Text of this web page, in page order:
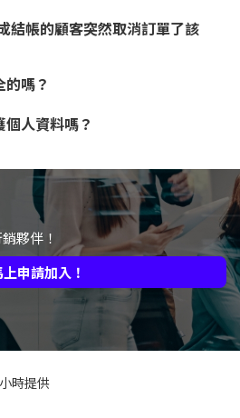
結帳的顧客突然取消訂單了該
嗎？
人資料嗎？
夥伴！
申請加入！
時提供